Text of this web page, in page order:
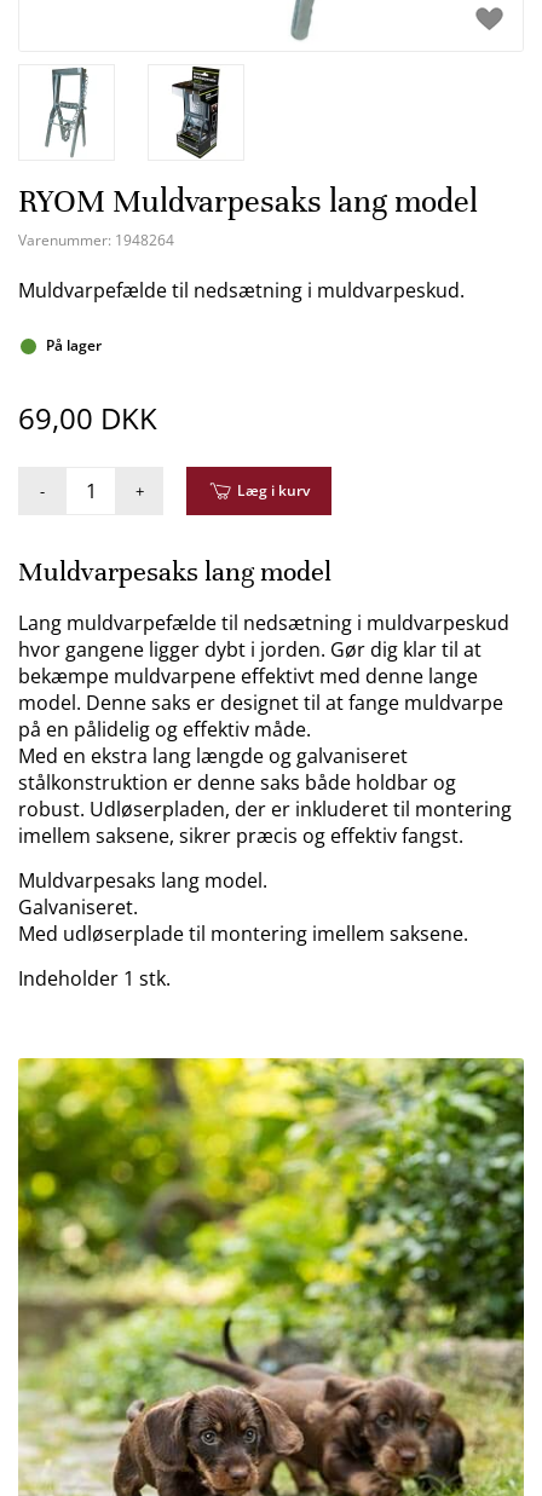
RYOM Muldvarpesaks lang model
Varenummer: 1948264
Muldvarpefælde til nedsætning i muldvarpeskud.
På lager
69,00 DKK
- + Læg i kurv
Muldvarpesaks lang model
Lang muldvarpefælde til nedsætning i muldvarpeskud
hvor gangene ligger dybt i jorden. Gør dig klar til at
bekæmpe muldvarpene effektivt med denne lange
model. Denne saks er designet til at fange muldvarpe
på en pålidelig og effektiv måde.
Med en ekstra lang længde og galvaniseret
stålkonstruktion er denne saks både holdbar og
robust. Udløserpladen, der er inkluderet til montering
imellem saksene, sikrer præcis og effektiv fangst.
Muldvarpesaks lang model.
Galvaniseret.
Med udløserplade til montering imellem saksene.
Indeholder 1 stk.